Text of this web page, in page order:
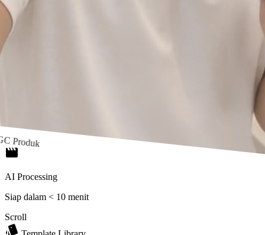
Produk
movie_creation
AI Processing
Siap dalam < 10 menit
Scroll
style